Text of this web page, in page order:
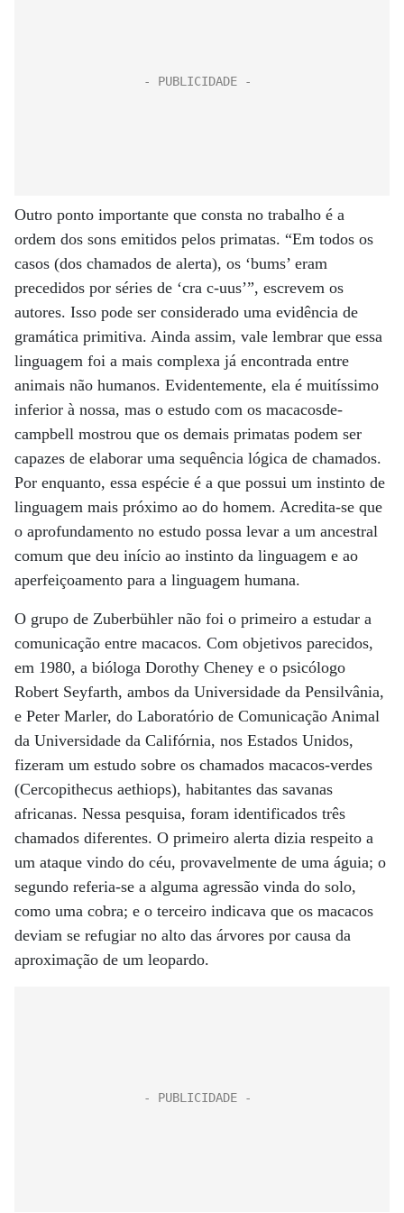
Outro ponto importante que consta no trabalho é a
ordem dos sons emitidos pelos primatas. “Em todos os
casos (dos chamados de alerta), os ‘bums’ eram
precedidos por séries de ‘cra c-uus’”, escrevem os
autores. Isso pode ser considerado uma evidência de
gramática primitiva. Ainda assim, vale lembrar que essa
linguagem foi a mais complexa já encontrada entre
animais não humanos. Evidentemente, ela é muitíssimo
inferior à nossa, mas o estudo com os macacosde-
campbell mostrou que os demais primatas podem ser
capazes de elaborar uma sequência lógica de chamados.
Por enquanto, essa espécie é a que possui um instinto de
linguagem mais próximo ao do homem. Acredita-se que
o aprofundamento no estudo possa levar a um ancestral
comum que deu início ao instinto da linguagem e ao
aperfeiçoamento para a linguagem humana.
O grupo de Zuberbühler não foi o primeiro a estudar a
comunicação entre macacos. Com objetivos parecidos,
em 1980, a bióloga Dorothy Cheney e o psicólogo
Robert Seyfarth, ambos da Universidade da Pensilvânia,
e Peter Marler, do Laboratório de Comunicação Animal
da Universidade da Califórnia, nos Estados Unidos,
fizeram um estudo sobre os chamados macacos-verdes
(Cercopithecus aethiops), habitantes das savanas
africanas. Nessa pesquisa, foram identificados três
chamados diferentes. O primeiro alerta dizia respeito a
um ataque vindo do céu, provavelmente de uma águia; o
segundo referia-se a alguma agressão vinda do solo,
como uma cobra; e o terceiro indicava que os macacos
deviam se refugiar no alto das árvores por causa da
aproximação de um leopardo.